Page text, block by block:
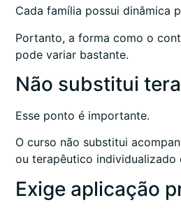
Cada família possui dinâmica
Portanto, a forma como o
pode variar bastante.
Não substitui
Esse ponto é importante.
O curso não substitui
ou terapêutico individualizado
Exige aplicação